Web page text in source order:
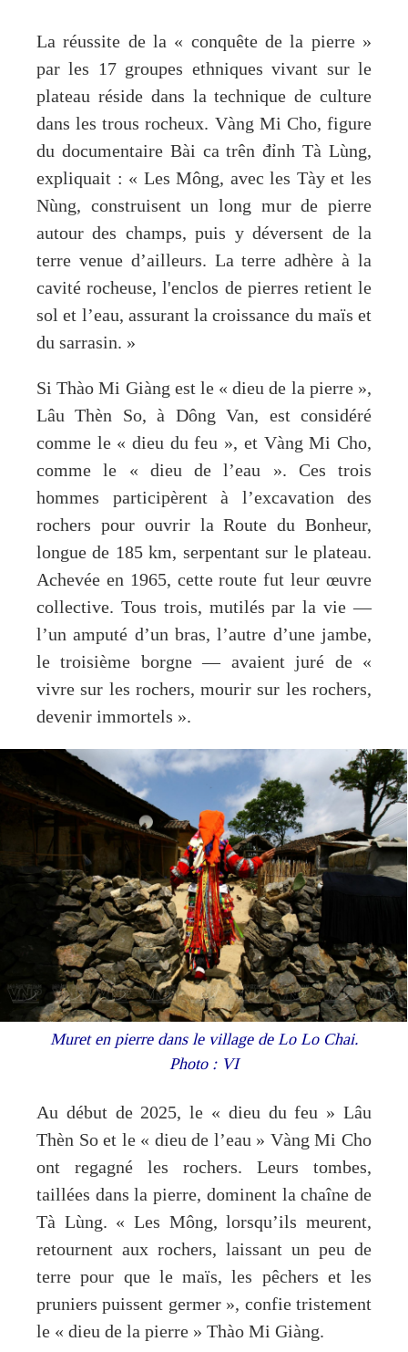
La réussite de la « conquête de la pierre »
par les 17 groupes ethniques vivant sur le
plateau réside dans la technique de culture
dans les trous rocheux. Vàng Mi Cho, figure
du documentaire Bài ca trên đỉnh Tà Lùng,
expliquait : « Les Mông, avec les Tày et les
Nùng, construisent un long mur de pierre
autour des champs, puis y déversent de la
terre venue d’ailleurs. La terre adhère à la
cavité rocheuse, l'enclos de pierres retient le
sol et l’eau, assurant la croissance du maïs et
du sarrasin. »
Si Thào Mi Giàng est le « dieu de la pierre »,
Lâu Thèn So, à Dông Van, est considéré
comme le « dieu du feu », et Vàng Mi Cho,
comme le « dieu de l’eau ». Ces trois
hommes participèrent à l’excavation des
rochers pour ouvrir la Route du Bonheur,
longue de 185 km, serpentant sur le plateau.
Achevée en 1965, cette route fut leur œuvre
collective. Tous trois, mutilés par la vie —
l’un amputé d’un bras, l’autre d’une jambe,
le troisième borgne — avaient juré de «
vivre sur les rochers, mourir sur les rochers,
devenir immortels ».
Muret en pierre dans le village de Lo Lo Chai.
Photo : VI
Au début de 2025, le « dieu du feu » Lâu
Thèn So et le « dieu de l’eau » Vàng Mi Cho
ont regagné les rochers. Leurs tombes,
taillées dans la pierre, dominent la chaîne de
Tà Lùng. « Les Mông, lorsqu’ils meurent,
retournent aux rochers, laissant un peu de
terre pour que le maïs, les pêchers et les
pruniers puissent germer », confie tristement
le « dieu de la pierre » Thào Mi Giàng.